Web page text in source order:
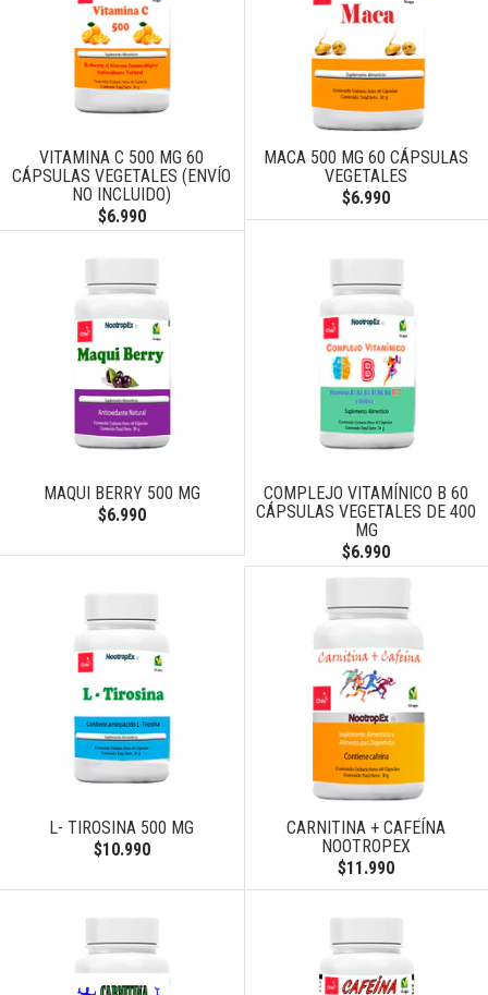
VITAMINA C 500 MG 60
CÁPSULAS VEGETALES (ENVÍO
NO INCLUIDO)
$6.990
MACA 500 MG 60 CÁPSULAS
VEGETALES
$6.990
MAQUI BERRY 500 MG
$6.990
COMPLEJO VITAMÍNICO B 60
CÁPSULAS VEGETALES DE 400
MG
$6.990
L- TIROSINA 500 MG
$10.990
CARNITINA + CAFEÍNA
NOOTROPEX
$11.990